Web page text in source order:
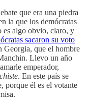
que era una piedra
la que los demócratas
es algo obvio, claro, y
sacaron su voto
Georgia, que el hombre
Llevo un año
emperador,
. En este país se
porque él es el votante